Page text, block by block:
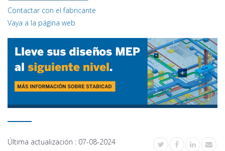
Contactar con el fabricante
Vaya a la página web
Última actualización : 07-08-2024